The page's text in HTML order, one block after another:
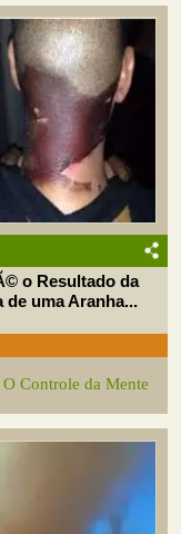
o Resultado da
de uma Aranha...
O Controle da Mente